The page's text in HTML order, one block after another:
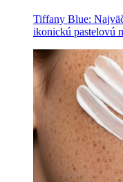
Tiffany Blue:
ikonickú pastelovú